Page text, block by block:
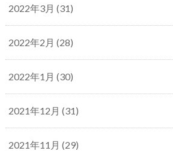
2022年3月 (31)
2022年2月 (28)
2022年1月 (30)
2021年12月 (31)
2021年11月 (29)